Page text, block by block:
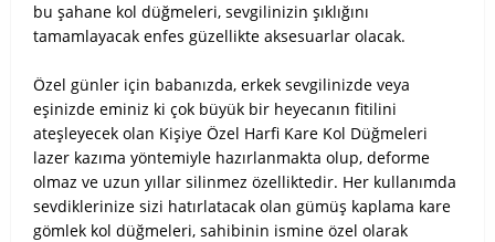
bu şahane kol düğmeleri, sevgilinizin şıklığını
tamamlayacak enfes güzellikte aksesuarlar olacak.
Özel günler için babanızda, erkek sevgilinizde veya
eşinizde eminiz ki çok büyük bir heyecanın fitilini
ateşleyecek olan Kişiye Özel Harfi Kare Kol Düğmeleri
lazer kazıma yöntemiyle hazırlanmakta olup, deforme
olmaz ve uzun yıllar silinmez özelliktedir. Her kullanımda
sevdiklerinize sizi hatırlatacak olan gümüş kaplama kare
gömlek kol düğmeleri, sahibinin ismine özel olarak